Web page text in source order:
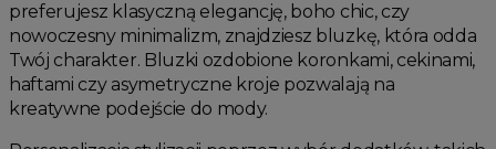
preferujesz klasyczną elegancję, boho chic, czy
nowoczesny minimalizm, znajdziesz bluzkę, która odda
Twój charakter. Bluzki ozdobione koronkami, cekinami,
haftami czy asymetryczne kroje pozwalają na
kreatywne podejście do mody.